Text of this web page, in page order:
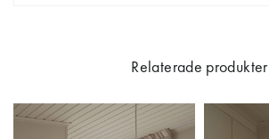
Relaterade produkter